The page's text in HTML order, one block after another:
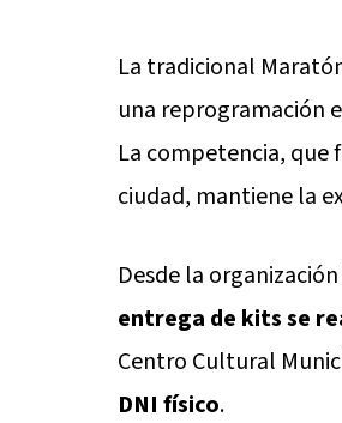
La tradicional
una reprogramación
La competencia,
ciudad, mantiene la
Desde la
entrega de kits se
Centro Cultural
DNI físico.